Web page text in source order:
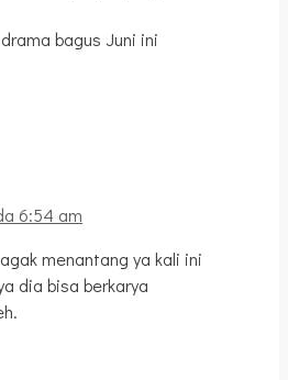
bagus Juni ini
6:54 am
menantang ya kali ini
dia bisa berkarya